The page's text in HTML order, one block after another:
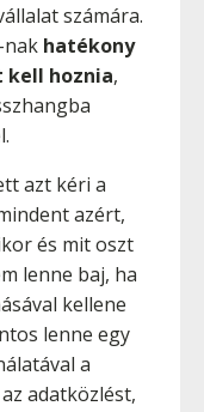
számára.
nak hatékony
kell hoznia,
azt kéri a
azért,
és mit oszt
lenne baj, ha
kellene
lenne egy
a
adatközlést,